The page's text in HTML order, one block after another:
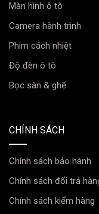
giúp tăng tuổi thọ
tiết kiệm chi phí
Nên Lắp
VF5 Loại Nào
Hiện nay, hai
Thanh giằng
Vật liệu: Hợp kim
Thiết kế: Gồm
phuộc, liên kết
Màn hình ô tô
Camera hành trình
Phim cách nhiệt
Độ đèn ô tô
Bọc sàn & ghế
CHÍNH SÁCH
Chính sách bảo hành
Chính sách đổi trả
Chính sách kiểm hàng